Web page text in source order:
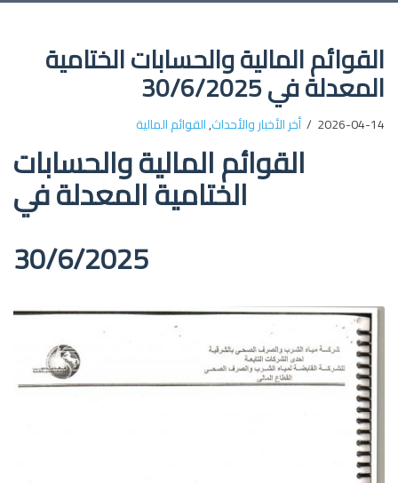
القوائم المالية والحسابات الختامية
المعدلة في 30/6/2025
2026-04-14 أخر الأخبار والأحداث,القوائم المالية
القوائم المالية والحسابات
الختامية المعدلة في
30/6/2025